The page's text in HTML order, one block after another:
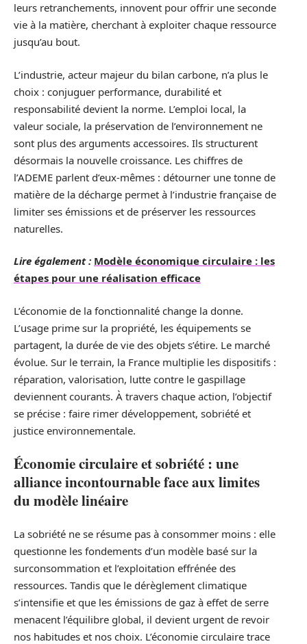
leurs retranchements, innovent pour offrir une seconde
vie à la matière, cherchant à exploiter chaque ressource
jusqu’au bout.
L’industrie, acteur majeur du bilan carbone, n’a plus le
choix : conjuguer performance, durabilité et
responsabilité devient la norme. L’emploi local, la
valeur sociale, la préservation de l’environnement ne
sont plus des arguments accessoires. Ils structurent
désormais la nouvelle croissance. Les chiffres de
l’ADEME parlent d’eux-mêmes : détourner une tonne de
matière de la décharge permet à l’industrie française de
limiter ses émissions et de préserver les ressources
naturelles.
Lire également : Modèle économique circulaire : les
étapes pour une réalisation efficace
L’économie de la fonctionnalité change la donne.
L’usage prime sur la propriété, les équipements se
partagent, la durée de vie des objets s’étire. Le marché
évolue. Sur le terrain, la France multiplie les dispositifs :
réparation, valorisation, lutte contre le gaspillage
deviennent courants. À travers chaque action, l’objectif
se précise : faire rimer développement, sobriété et
justice environnementale.
Économie circulaire et sobriété : une
alliance incontournable face aux limites
du modèle linéaire
La sobriété ne se résume pas à consommer moins : elle
questionne les fondements d’un modèle basé sur la
surconsommation et l’exploitation effrénée des
ressources. Tandis que le dérèglement climatique
s’intensifie et que les émissions de gaz à effet de serre
menacent l’équilibre global, il devient urgent de revoir
nos habitudes et nos choix. L’économie circulaire trace